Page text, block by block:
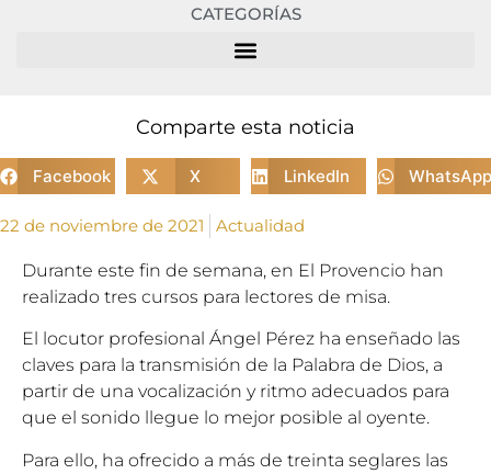
CATEGORÍAS
Comparte esta noticia
Facebook X LinkedIn WhatsApp
22 de noviembre de 2021 Actualidad
Durante este fin de semana, en El Provencio han
realizado tres cursos para lectores de misa.
El locutor profesional Ángel Pérez ha enseñado las
claves para la transmisión de la Palabra de Dios, a
partir de una vocalización y ritmo adecuados para
que el sonido llegue lo mejor posible al oyente.
Para ello, ha ofrecido a más de treinta seglares las